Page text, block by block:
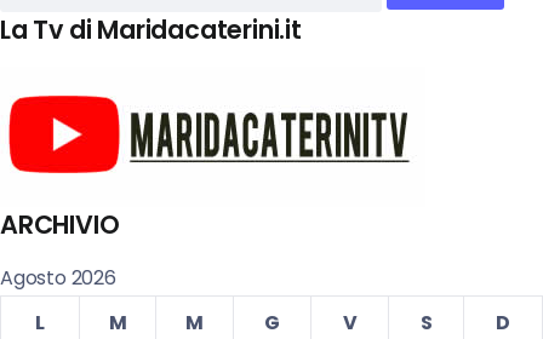
La Tv di Maridacaterini.it
ARCHIVIO
Agosto 2026
L
M M G V S
D